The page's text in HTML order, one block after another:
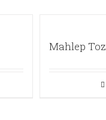
Mahlep Toz